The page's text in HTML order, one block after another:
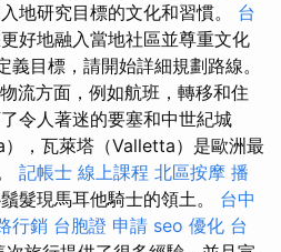
地研究目標的文化和習慣。 台
好地融入當地社區並尊重文化
義目標，請開始詳細規劃路線。
流方面，例如航班，轉移和住
令人著迷的要塞和中世紀城
，瓦萊塔（Valletta）是歐洲最
記帳士 線上課程 北區按摩 播
髮現馬耳他騎士的領土。 台中
行銷 台胞證 申請 seo 優化 台